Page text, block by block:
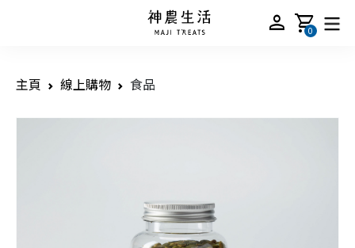
person shopping_cart
0
主頁 線上購物 食品